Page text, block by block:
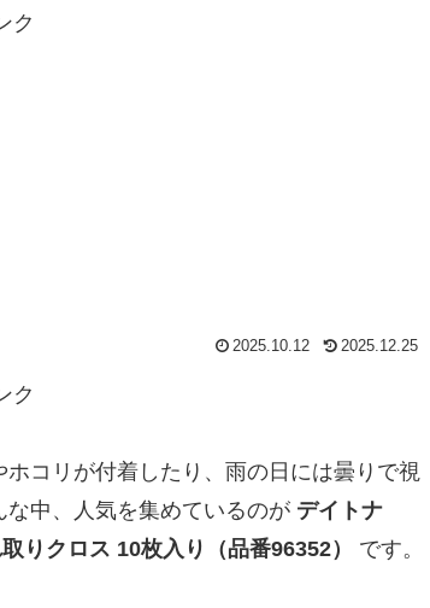
ク
2025.10.12 2025.12.25
ク
コリが付着したり、雨の日には曇りで視
中、人気を集めているのが デイトナ
りクロス 10枚入り（品番96352）
です。